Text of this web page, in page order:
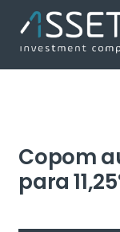
content
Copom
para